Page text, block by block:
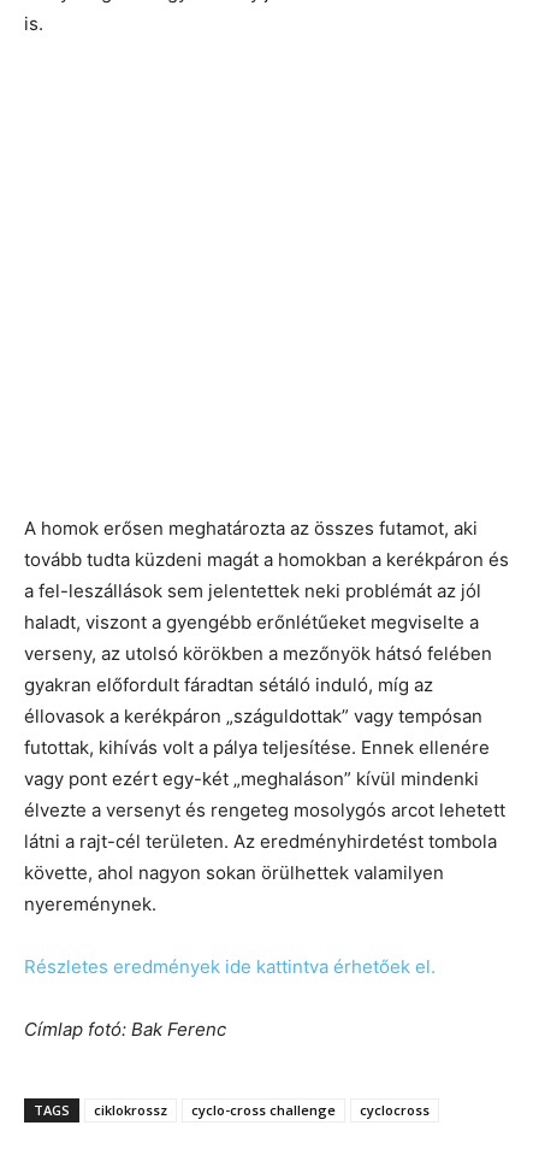
is.
A homok erősen meghatározta az összes futamot, aki
tovább tudta küzdeni magát a homokban a kerékpáron és
a fel-leszállások sem jelentettek neki problémát az jól
haladt, viszont a gyengébb erőnlétűeket megviselte a
verseny, az utolsó körökben a mezőnyök hátsó felében
gyakran előfordult fáradtan sétáló induló, míg az
éllovasok a kerékpáron „száguldottak” vagy tempósan
futottak, kihívás volt a pálya teljesítése. Ennek ellenére
vagy pont ezért egy-két „meghaláson” kívül mindenki
élvezte a versenyt és rengeteg mosolygós arcot lehetett
látni a rajt-cél területen. Az eredményhirdetést tombola
követte, ahol nagyon sokan örülhettek valamilyen
nyereménynek.
Részletes eredmények ide kattintva érhetőek el.
Címlap fotó: Bak Ferenc
TAGS ciklokrossz cyclo-cross challenge cyclocross